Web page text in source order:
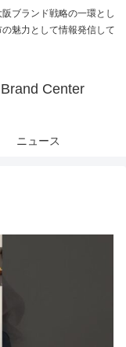
ブランド戦略の一環とし
魅力として情報発信して
Center
ニュース